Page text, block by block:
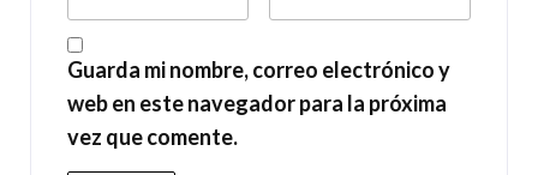
Guarda mi nombre, correo electrónico y
web en este navegador para la próxima
vez que comente.